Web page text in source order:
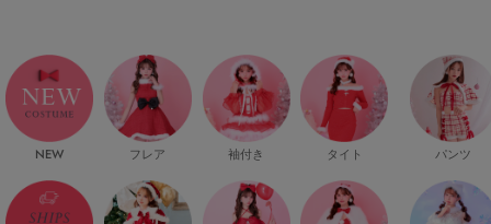
NEW フレア 袖付き タイト パンツ